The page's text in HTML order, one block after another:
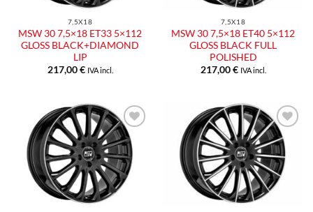
7,5X18
MSW 30 7,5×18 ET33 5×112
GLOSS BLACK+DIAMOND
LIP
217,00€ IVA incl.
7,5X18
MSW 30 7,5×18 ET40 5×112
GLOSS BLACK FULL
POLISHED
217,00€ IVA incl.
Aggiungi
alla lista
dei
desideri
Aggiungi
alla lista
dei
desideri